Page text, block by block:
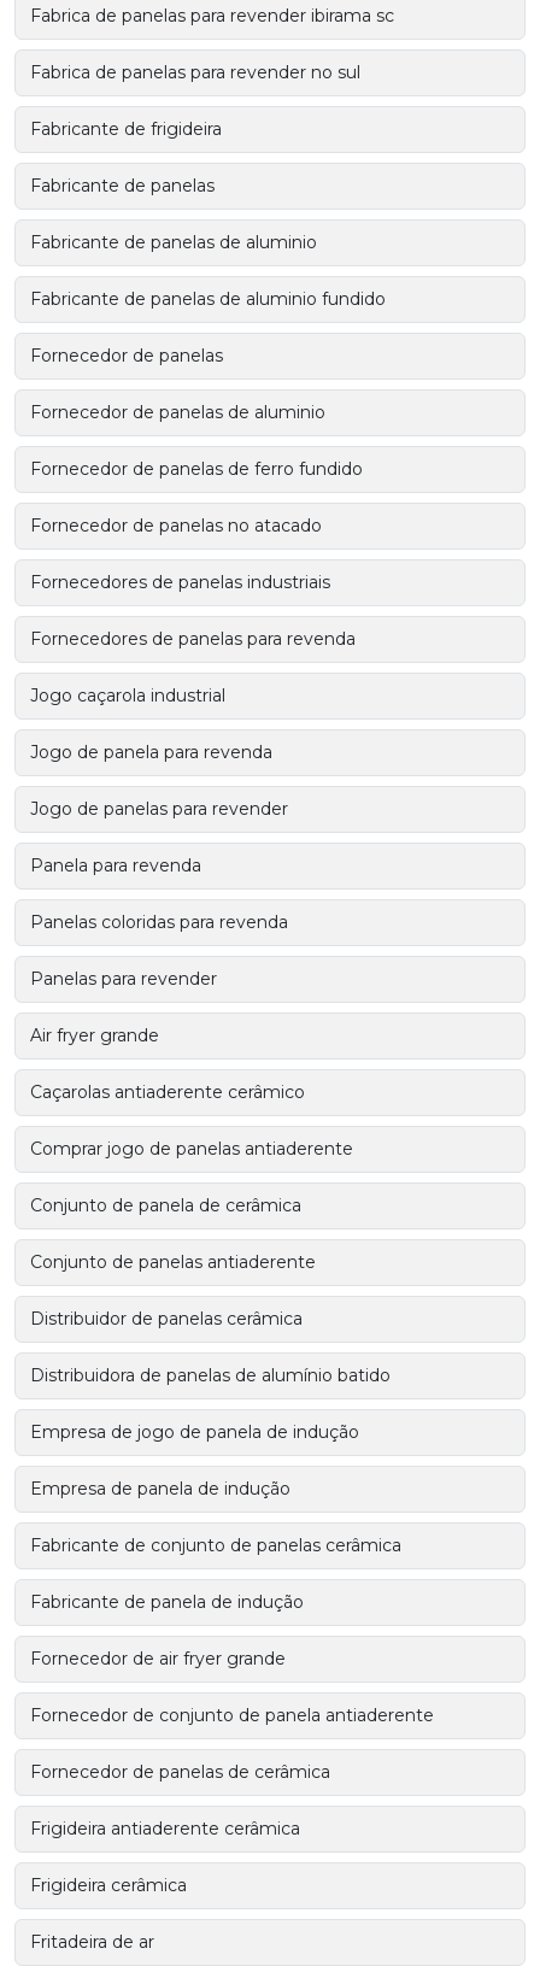
Fabrica de panelas para revender ibirama sc
Fabrica de panelas para revender no sul
Fabricante de frigideira
Fabricante de panelas
Fabricante de panelas de aluminio
Fabricante de panelas de aluminio fundido
Fornecedor de panelas
Fornecedor de panelas de aluminio
Fornecedor de panelas de ferro fundido
Fornecedor de panelas no atacado
Fornecedores de panelas industriais
Fornecedores de panelas para revenda
Jogo caçarola industrial
Jogo de panela para revenda
Jogo de panelas para revender
Panela para revenda
Panelas coloridas para revenda
Panelas para revender
Air fryer grande
Caçarolas antiaderente cerâmico
Comprar jogo de panelas antiaderente
Conjunto de panela de cerâmica
Conjunto de panelas antiaderente
Distribuidor de panelas cerâmica
Distribuidora de panelas de alumínio batido
Empresa de jogo de panela de indução
Empresa de panela de indução
Fabricante de conjunto de panelas cerâmica
Fabricante de panela de indução
Fornecedor de air fryer grande
Fornecedor de conjunto de panela antiaderente
Fornecedor de panelas de cerâmica
Frigideira antiaderente cerâmica
Frigideira cerâmica
Fritadeira de ar